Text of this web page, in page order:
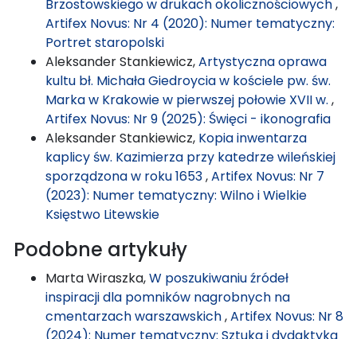
Brzostowskiego w drukach okolicznościowych,
Artifex Novus: Nr 4 (2020): Numer tematyczny:
Portret staropolski
Aleksander Stankiewicz,Artystyczna oprawa
kultu bł. Michała Giedroycia w kościele pw. św.
Marka w Krakowie w pierwszej połowie XVII w. ,
Artifex Novus: Nr 9 (2025): Święci - ikonografia
Aleksander Stankiewicz, Kopia inwentarza
kaplicy św. Kazimierza przy katedrze wileńskiej
sporządzona w roku 1653,Artifex Novus: Nr 7
(2023): Numer tematyczny: Wilno i Wielkie
Księstwo Litewskie
Podobne artykuły
Marta Wiraszka,W poszukiwaniu źródeł
inspiracji dla pomników nagrobnych na
cmentarzach warszawskich,Artifex Novus: Nr 8